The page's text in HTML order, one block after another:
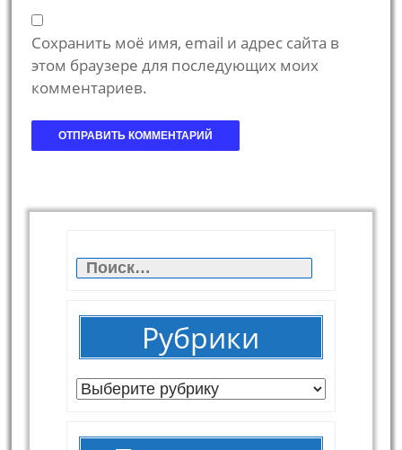
Сохранить моё имя, email и адрес сайта в
этом браузере для последующих моих
комментариев.
Найти:
Рубрики
Рубрики